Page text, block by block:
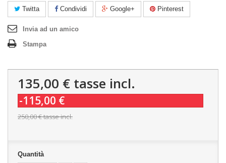
Twitta Condividi Google+ Pinterest
Invia ad un amico
Stampa
135,00 € tasse incl.
-115,00 €
250,00 €tasse incl.
Quantità